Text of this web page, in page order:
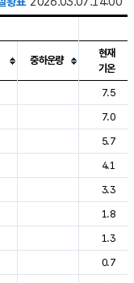
람, 기압등을 안내한 표입
중하운량
현재
기온
7.5
7.0
5.7
4.1
3.3
1.8
1.3
0.7